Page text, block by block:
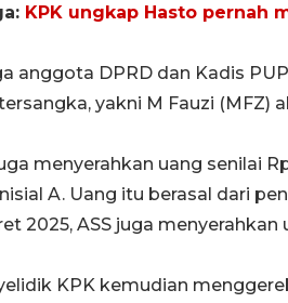
KPK ungkap Hasto pernah
anggota DPRD dan Kadis
yakni M Fauzi (MFZ)
menyerahkan uang senilai
A. Uang itu berasal dari
2025, ASS juga
KPK kemudian